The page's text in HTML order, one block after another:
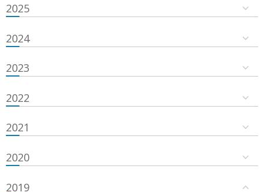
2025
2024
2023
2022
2021
2020
2019